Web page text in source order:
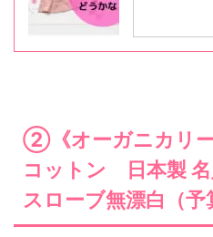
②《オーガニカリ
コットン 日本製
スローブ無漂白（予